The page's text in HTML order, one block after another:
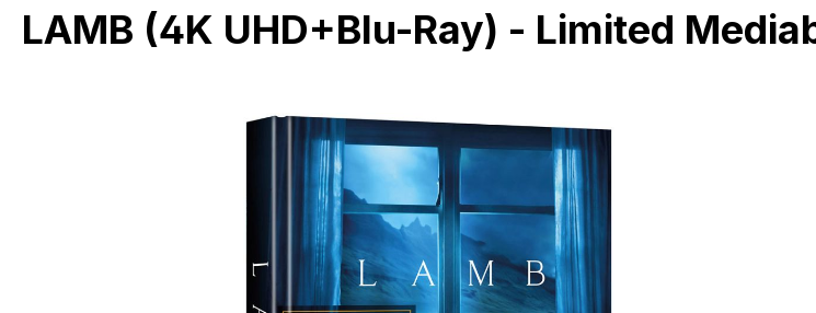
LAMB (4K UHD+Blu-Ray) - Limited